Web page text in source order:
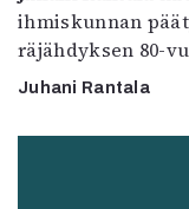
ihmiskunnan
räjähdyksen 80-
Juhani Rantala